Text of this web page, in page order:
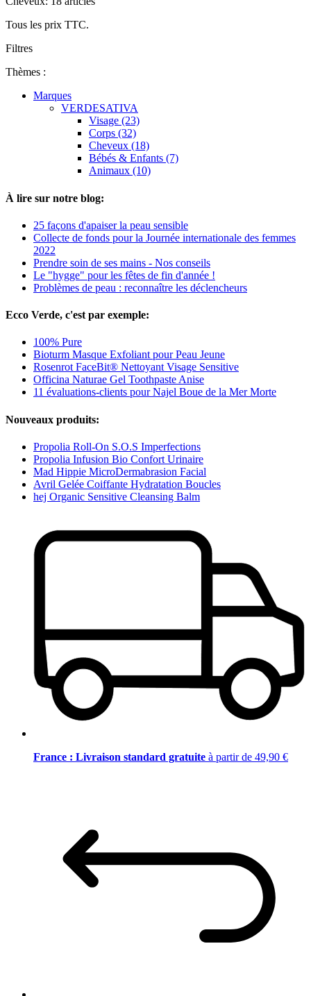
Tous les prix TTC.
Filtres
Thèmes :
Marques
VERDESATIVA
Visage (23)
Corps (32)
Cheveux (18)
Bébés & Enfants (7)
Animaux (10)
À lire sur notre blog:
25 façons d'apaiser la peau sensible
Collecte de fonds pour la Journée internationale des femmes
2022
Prendre soin de ses mains - Nos conseils
Le "hygge" pour les fêtes de fin d'année !
Problèmes de peau : reconnaître les déclencheurs
Ecco Verde, c'est par exemple:
100% Pure
Bioturm Masque Exfoliant pour Peau Jeune
Rosenrot FaceBit® Nettoyant Visage Sensitive
Officina Naturae Gel Toothpaste Anise
11 évaluations-clients pour Najel Boue de la Mer Morte
Nouveaux produits:
Propolia Roll-On S.O.S Imperfections
Propolia Infusion Bio Confort Urinaire
Mad Hippie MicroDermabrasion Facial
Avril Gelée Coiffante Hydratation Boucles
hej Organic Sensitive Cleansing Balm
France : Livraison standard gratuite à partir de 49,90 €